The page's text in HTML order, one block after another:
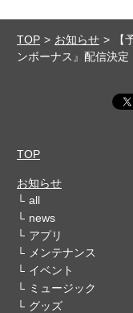
TOP お知らせ
ンボーナス』配信決定
TOP
お知らせ
all
news
アプリ
メンテナンス
イベント
ミュージック
グッズ